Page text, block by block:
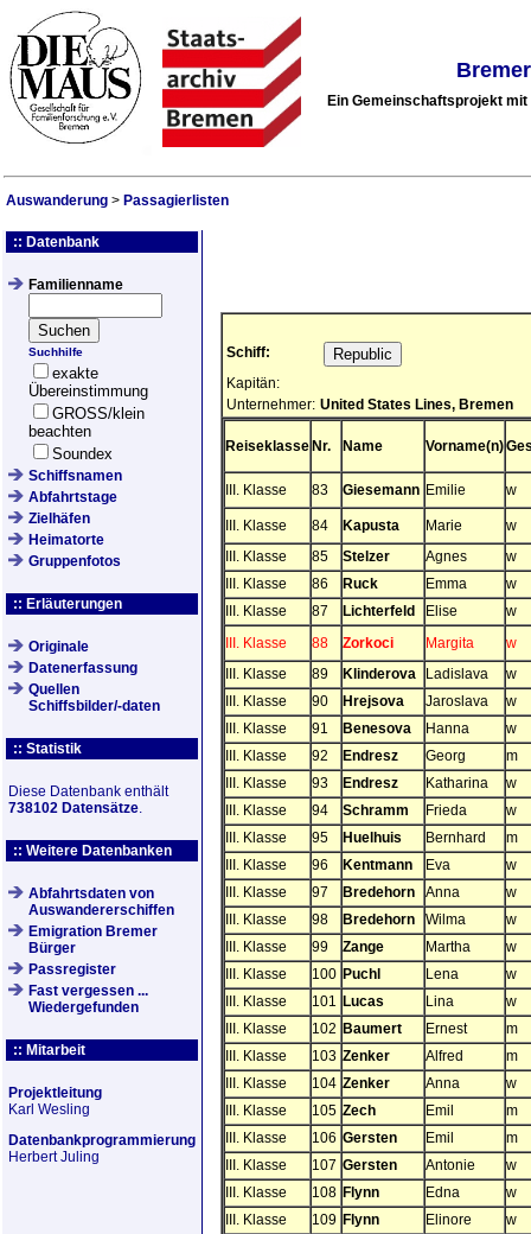
Ein Gemeinschaftsprojekt
Auswanderung > Passagierlisten
:: Datenbank
Familienname
Suchhilfe
exakte
Übereinstimmung
GROSS/klein
beachten
Soundex
Schiffsnamen
Abfahrtstage
Zielhäfen
Heimatorte
Gruppenfotos
:: Erläuterungen
Originale
Datenerfassung
Quellen
Schiffsbilder/-daten
:: Statistik
Diese Datenbank enthält
738102 Datensätze.
:: Weitere Datenbanken
Abfahrtsdaten von
Auswandererschiffen
Emigration Bremer
Bürger
Passregister
Fast vergessen ...
Wiedergefunden
:: Mitarbeit
Projektleitung
Karl Wesling
Datenbankprogrammierung
Herbert Juling
Schiff:
Kapitän:
Unternehmer: United States Lines, Bremen
Reiseklasse Nr. Name Vorname(n)
III. Klasse 83 Giesemann Emilie w
III. Klasse 84 Kapusta Marie
w
III. Klasse
85 Stelzer Agnes
w
III. Klasse
86 Ruck Emma
w
III. Klasse
87 Lichterfeld Elise
w
III. Klasse
88 Zorkoci Margita
w
III. Klasse
89 Klinderova Ladislava
w
III. Klasse
90 Hrejsova Jaroslava
w
III. Klasse
91 Benesova Hanna
w
III. Klasse
92 Endresz Georg
m
III. Klasse
93 Endresz Katharina
w
III. Klasse
94 Schramm Frieda
w
III. Klasse
95 Huelhuis Bernhard
m
III. Klasse
96 Kentmann Eva
w
III. Klasse
97 Bredehorn Anna
w
III. Klasse
98 Bredehorn Wilma
w
III. Klasse
99 Zange Martha
w
III. Klasse
100 Puchl Lena
w
III. Klasse
101 Lucas Lina
w
III. Klasse
102 Baumert Ernest
m
III. Klasse
103 Zenker Alfred
m
III. Klasse
104 Zenker Anna
w
III. Klasse
105 Zech Emil
m
III. Klasse
106 Gersten Emil
m
III. Klasse
107 Gersten Antonie
w
III. Klasse
108 Flynn Edna
w
III. Klasse
109 Flynn Elinore
w